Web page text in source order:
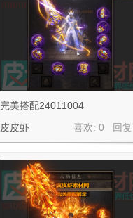
完美搭配24011004
喜欢: 0 回
皮皮虾